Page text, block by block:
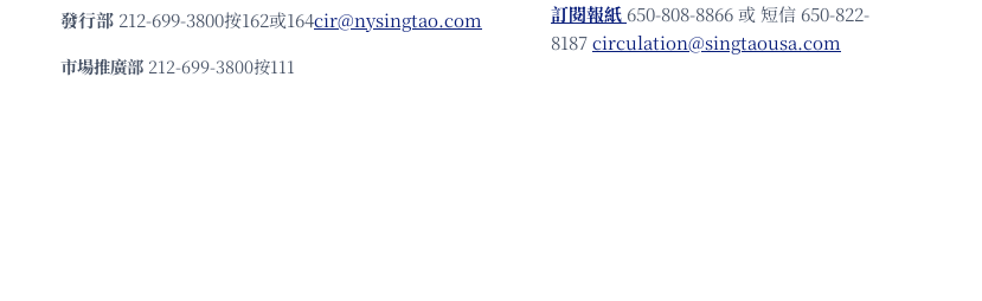
發⾏部 212-699-3800按162或164cir@nysingtao.com
市場推廣部 212-699-3800按111
訂閱報紙 650-808-8866 或 短信 650-822-
8187circulation@singtaousa.com